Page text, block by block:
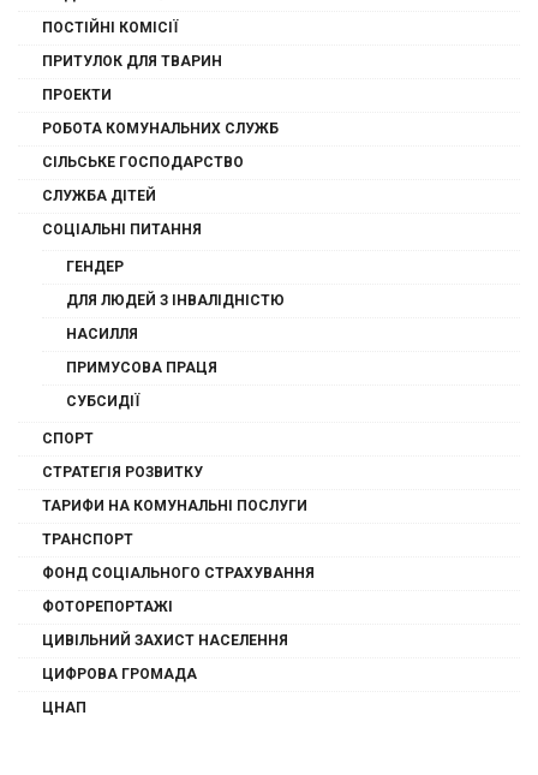
ПОСТІЙНІ КОМІСІЇ
ПРИТУЛОК ДЛЯ ТВАРИН
ПРОЕКТИ
РОБОТА КОМУНАЛЬНИХ СЛУЖБ
СІЛЬСЬКЕ ГОСПОДАРСТВО
СЛУЖБА ДІТЕЙ
СОЦІАЛЬНІ ПИТАННЯ
ГЕНДЕР
ДЛЯ ЛЮДЕЙ З ІНВАЛІДНІСТЮ
НАСИЛЛЯ
ПРИМУСОВА ПРАЦЯ
СУБСИДІЇ
СПОРТ
СТРАТЕГІЯ РОЗВИТКУ
ТАРИФИ НА КОМУНАЛЬНІ ПОСЛУГИ
ТРАНСПОРТ
ФОНД СОЦІАЛЬНОГО СТРАХУВАННЯ
ФОТОРЕПОРТАЖІ
ЦИВІЛЬНИЙ ЗАХИСТ НАСЕЛЕННЯ
ЦИФРОВА ГРОМАДА
ЦНАП